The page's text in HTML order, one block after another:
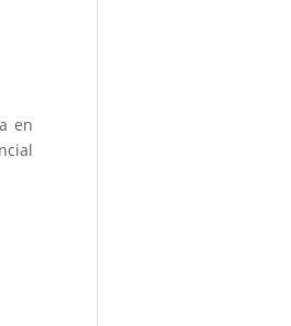
en